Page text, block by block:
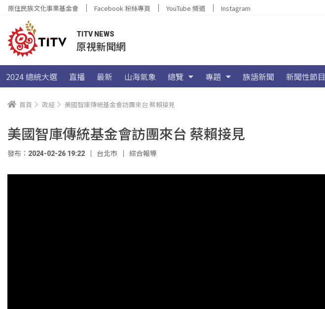
原住民族文化事業基金會 Facebook 粉絲專頁 YouTube 頻道 Instagram
TITV NEWS
原視新聞網
2024 總統大選 直播 最新 山海氣象 總覽 專題 族語新聞 新聞性節目
首頁 政經 美國智庫傳統基金會訪團來台 蔡賴接見
美國智庫傳統基金會訪團來台 蔡賴接見
發布：2024-02-26 19:22 台北市 綜合報導